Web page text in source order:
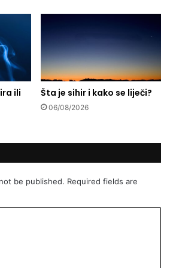
ili
Šta je sihir i kako se liječi?
06/08/2026
be published. Required fields are